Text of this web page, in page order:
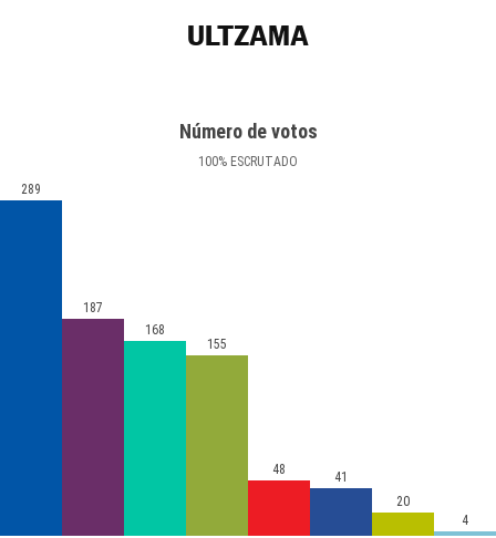
ULTZAMA
Número de votos
100% ESCRUTADO
289
187
168
155
48
41
20
4